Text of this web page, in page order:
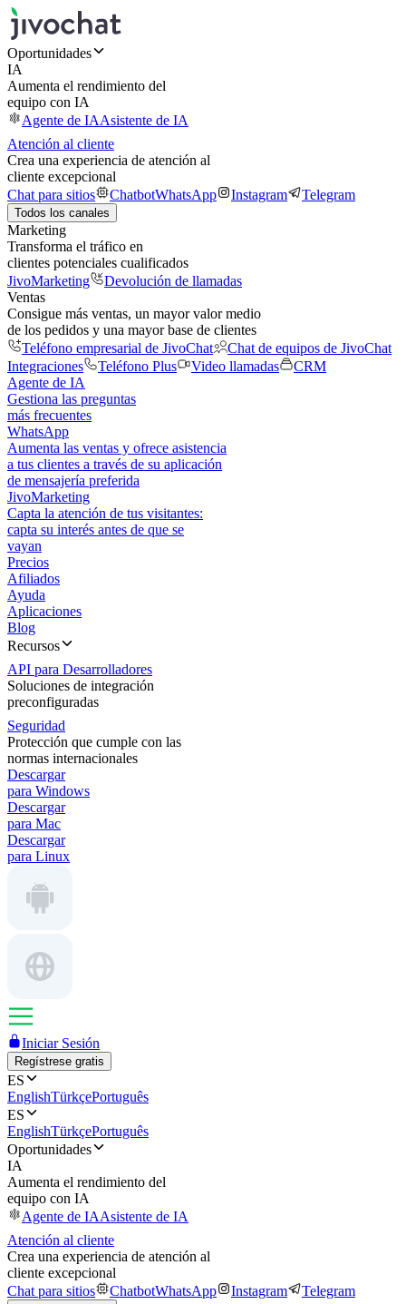
Oportunidades
IA
Aumenta el rendimiento del
equipo con IA
Agente de IAAsistente de IA
Atención al cliente
Crea una experiencia de atención al
cliente excepcional
Chat para sitios
ChatbotWhatsApp Instagram Telegram
Todos los canales
Marketing
Transforma el tráfico en
clientes potenciales cualificados
JivoMarketing
Devolución de llamadas
Ventas
Consigue más ventas, un mayor valor medio
de los pedidos y una mayor base de clientes
Teléfono empresarial de JivoChat
Chat de equipos de JivoChat
Integraciones
Teléfono Plus Video llamadas
CRM
Agente de IA
Gestiona las preguntas
más frecuentes
WhatsApp
Aumenta las ventas y ofrece asistencia
a tus clientes a través de su aplicación
de mensajería preferida
JivoMarketing
Capta la atención de tus visitantes:
capta su interés antes de que se
vayan
Precios
Afiliados
Ayuda
Aplicaciones
Blog
Recursos
API para Desarrolladores
Soluciones de integración
preconfiguradas
Seguridad
Protección que cumple con las
normas internacionales
Descargar
para Windows
Descargar
para Mac
Descargar
para Linux
Iniciar Sesión
Regístrese gratis
ES
EnglishTürkçePortuguês
ES
EnglishTürkçePortuguês
Oportunidades
IA
Aumenta el rendimiento del
equipo con IA
Agente de IAAsistente de IA
Atención al cliente
Crea una experiencia de atención al
cliente excepcional
Chat para sitios
ChatbotWhatsApp Instagram Telegram